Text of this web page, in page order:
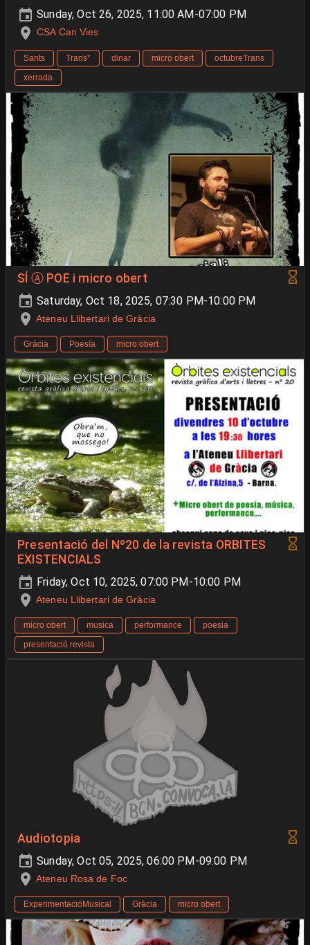
Sunday, Oct 26, 2025, 11:00 AM-07:00 PM
CSA Can Vies
Sants Trans* dinar micro obert
octubreTrans
xerrada
SÍ Ⓐ POE i micro obert
Saturday, Oct 18, 2025, 07:30 PM-10:00 PM
Ateneu Llibertari de Gràcia
Gràcia Poesía micro obert
Presentació del Nº20 de la revista ORBITES
EXISTENCIALS
Friday, Oct 10, 2025, 07:00 PM-10:00 PM
Ateneu Llibertari de Gràcia
micro obert musica performance
poesia
presentació revista
Audiotopia
Sunday, Oct 05, 2025, 06:00 PM-09:00 PM
Ateneu Rosa de Foc
ExperimentacióMusical Gràcia micro obert